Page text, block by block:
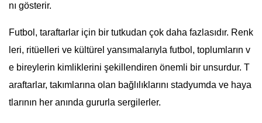
nı gösterir.
Futbol, taraftarlar için bir tutkudan çok daha fazlasıdır. Renk
leri, ritüelleri ve kültürel yansımalarıyla futbol, toplumların v
e bireylerin kimliklerini şekillendiren önemli bir unsurdur. T
araftarlar, takımlarına olan bağlılıklarını stadyumda ve haya
tlarının her anında gururla sergilerler.